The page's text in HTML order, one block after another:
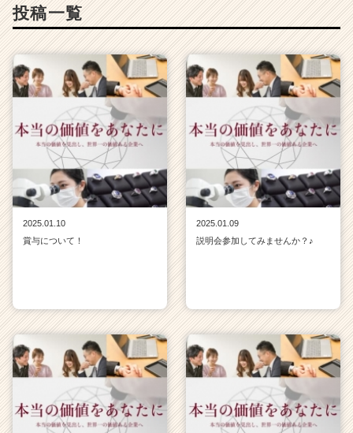
投稿一覧
2025.01.10
賞与について！
2025.01.09
説明会参加してみませんか？♪